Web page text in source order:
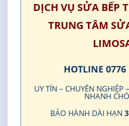
DỊCH VỤ SỬA BẾP
TRUNG TÂM
HOTLINE 0776
UY TÍN – CHUYÊN NGHIỆP
NHANH
BẢO HÀNH DÀI HẠN